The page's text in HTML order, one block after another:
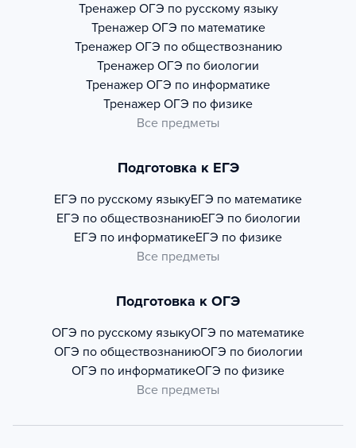
Тренажер ОГЭ по русскому языку
Тренажер ОГЭ по математике
Тренажер ОГЭ по обществознанию
Тренажер ОГЭ по биологии
Тренажер ОГЭ по информатике
Тренажер ОГЭ по физике
Все предметы
Подготовка к ЕГЭ
ЕГЭ по русскому языкуЕГЭ по математике
ЕГЭ по обществознаниюЕГЭ по биологии
ЕГЭ по информатикеЕГЭ по физике
Все предметы
Подготовка к ОГЭ
ОГЭ по русскому языкуОГЭ по математике
ОГЭ по обществознаниюОГЭ по биологии
ОГЭ по информатикеОГЭ по физике
Все предметы